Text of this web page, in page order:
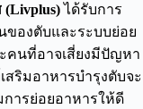
ได้รับการ
ของตับและระบบย่อย
คนที่อาจเสี่ยงมีปัญหา
ริมอาหารบำรุงตับจะ
ารย่อยอาหารให้ดี